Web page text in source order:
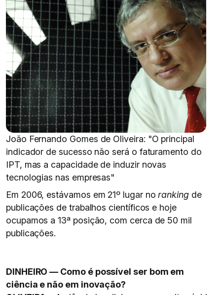
João Fernando Gomes de Oliveira: "O principal
indicador de sucesso não será o faturamento do
IPT, mas a capacidade de induzir novas
tecnologias nas empresas"
Em 2006, estávamos em 21º lugar norankingde
publicações de trabalhos científicos e hoje
ocupamos a 13ª posição, com cerca de 50 mil
publicações.
DINHEIRO — Como é possível ser bom em
ciência e não em inovação?